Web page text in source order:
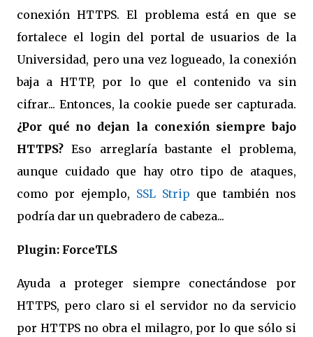
conexión HTTPS. El problema está en que se
fortalece el login del portal de usuarios de la
Universidad, pero una vez logueado, la conexión
baja a HTTP, por lo que el contenido va sin
cifrar... Entonces, la cookie puede ser capturada.
¿Por qué no dejan la conexión siempre bajo
HTTPS? Eso arreglaría bastante el problema,
aunque cuidado que hay otro tipo de ataques,
como por ejemplo, SSL Strip que también nos
podría dar un quebradero de cabeza...
Plugin: ForceTLS
Ayuda a proteger siempre conectándose por
HTTPS, pero claro si el servidor no da servicio
por HTTPS no obra el milagro, por lo que sólo si